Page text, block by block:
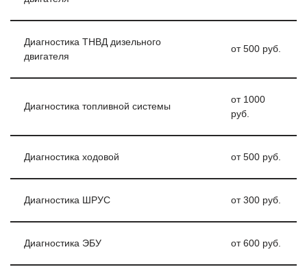
Диагностика ТНВД дизельного
двигателя
от 500 руб.
Диагностика топливной системы
от 1000
руб.
Диагностика ходовой от 500 руб.
Диагностика ШРУС от 300 руб.
Диагностика ЭБУ от 600 руб.